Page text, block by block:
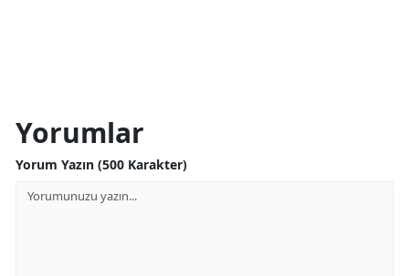
Yorumlar
Yorum Yazın (500 Karakter)